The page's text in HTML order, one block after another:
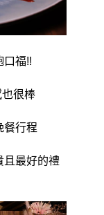
口福!!
很棒
餐行程
且最好的禮